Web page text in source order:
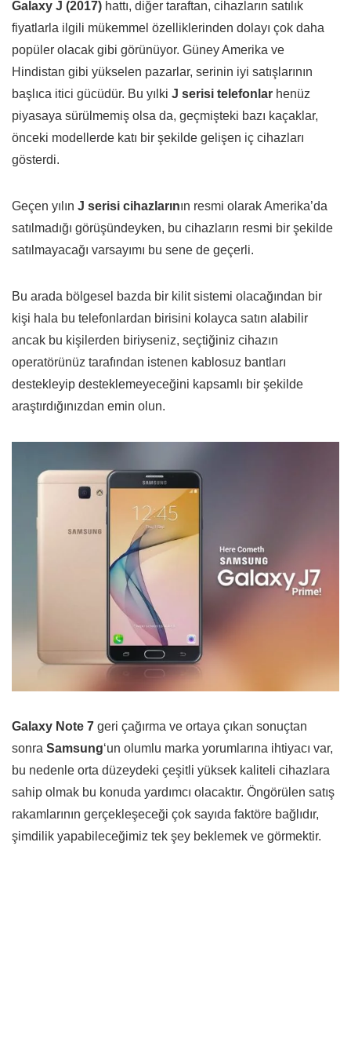
Galaxy J (2017) hattı, diğer taraftan, cihazların satılık
fiyatlarla ilgili mükemmel özelliklerinden dolayı çok daha
popüler olacak gibi görünüyor. Güney Amerika ve
Hindistan gibi yükselen pazarlar, serinin iyi satışlarının
başlıca itici gücüdür. Bu yılki J serisi telefonlar henüz
piyasaya sürülmemiş olsa da, geçmişteki bazı kaçaklar,
önceki modellerde katı bir şekilde gelişen iç cihazları
gösterdi.
Geçen yılın J serisi cihazlarının resmi olarak Amerika’da
satılmadığı görüşündeyken, bu cihazların resmi bir şekilde
satılmayacağı varsayımı bu sene de geçerli.
Bu arada bölgesel bazda bir kilit sistemi olacağından bir
kişi hala bu telefonlardan birisini kolayca satın alabilir
ancak bu kişilerden biriyseniz, seçtiğiniz cihazın
operatörünüz tarafından istenen kablosuz bantları
destekleyip desteklemeyeceğini kapsamlı bir şekilde
araştırdığınızdan emin olun.
Galaxy Note 7 geri çağırma ve ortaya çıkan sonuçtan
sonra Samsung‘un olumlu marka yorumlarına ihtiyacı var,
bu nedenle orta düzeydeki çeşitli yüksek kaliteli cihazlara
sahip olmak bu konuda yardımcı olacaktır. Öngörülen satış
rakamlarının gerçekleşeceği çok sayıda faktöre bağlıdır,
şimdilik yapabileceğimiz tek şey beklemek ve görmektir.